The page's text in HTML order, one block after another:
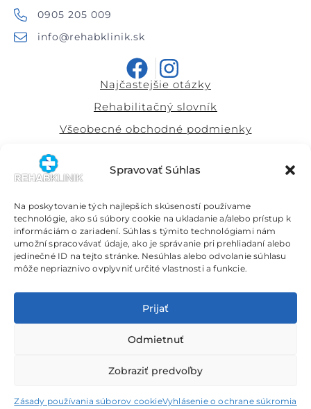
Spravovať Súhlas
Na poskytovanie tých najlepších skúseností používame
technológie, ako sú súbory cookie na ukladanie a/alebo prístup k
informáciám o zariadení. Súhlas s týmito technológiami nám
umožní spracovávať údaje, ako je správanie pri prehliadaní alebo
jedinečné ID na tejto stránke. Nesúhlas alebo odvolanie súhlasu
môže nepriaznivo ovplyvniť určité vlastnosti a funkcie.
Prijať
Odmietnuť
Zobraziť predvoľby
Zásady používania súborov cookieVyhlásenie o ochrane súkromia
0905 205 009
info@rehabklinik.sk
Najčastejšie otázky
Rehabilitačný slovník
Všeobecné obchodné podmienky
Súhlas so spracovaním osobných údajov
Táto stránka je chránená sytémom reCAPTCHA od Google s
Naši partneri
Právne služby Simona Ondrejkovičová
Slovenčina
© 2026 Rehab - Klinik, s.r.o.